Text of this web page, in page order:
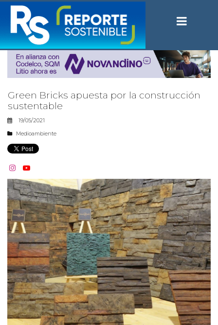
Green Bricks apuesta por la construcción
sustentable
19/05/2021
Medioambiente
 